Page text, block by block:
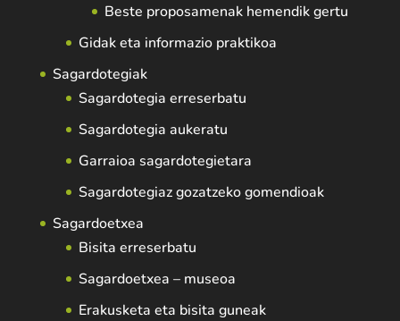
Beste proposamenak hemendik gertu
Gidak eta informazio praktikoa
Sagardotegiak
Sagardotegia erreserbatu
Sagardotegia aukeratu
Garraioa sagardotegietara
Sagardotegiaz gozatzeko gomendioak
Sagardoetxea
Bisita erreserbatu
Sagardoetxea – museoa
Erakusketa eta bisita guneak